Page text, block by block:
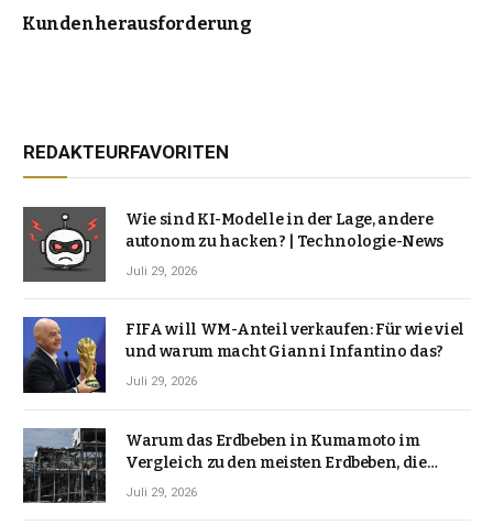
Kundenherausforderung
REDAKTEURFAVORITEN
Wie sind KI-Modelle in der Lage, andere
autonom zu hacken? | Technologie-News
Juli 29, 2026
FIFA will WM-Anteil verkaufen: Für wie viel
und warum macht Gianni Infantino das?
Juli 29, 2026
Warum das Erdbeben in Kumamoto im
Vergleich zu den meisten Erdbeben, die
Japan erschütterten, ungewöhnlich ist
Juli 29, 2026